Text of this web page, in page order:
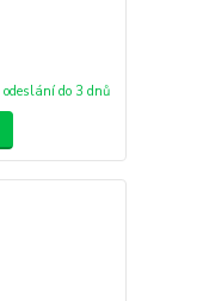
odeslání do 3 dnů